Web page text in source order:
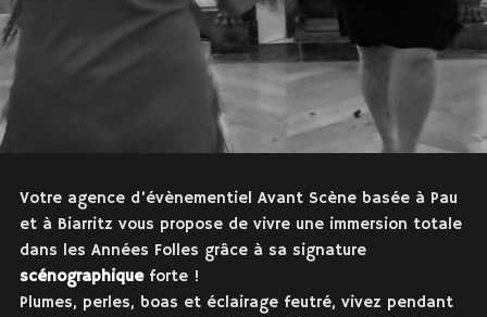
Votre agence d’évènementiel Avant Scène basée à Pau
et à Biarritz vous propose de vivre une immersion totale
dans les Années Folles grâce à sa signature
scénographiqueforte !
Plumes, perles, boas et éclairage feutré, vivez pendant